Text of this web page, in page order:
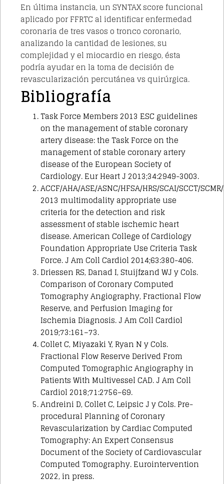
En última instancia, un SYNTAX score funcional
aplicado por FFRTC al identificar enfermedad
coronaria de tres vasos o tronco coronario,
analizando la cantidad de lesiones, su
complejidad y el miocardio en riesgo, ésta
podría ayudar en la toma de decisión de
revascularización percutánea vs quirúrgica.
Bibliografía
Task Force Members 2013 ESC guidelines
on the management of stable coronary
artery disease: the Task Force on the
management of stable coronary artery
disease of the European Society of
Cardiology. Eur Heart J 2013;34:2949-3003.
ACCF/AHA/ASE/ASNC/HFSA/HRS/SCAI/SCCT/
2013 multimodality appropriate use
criteria for the detection and risk
assessment of stable ischemic heart
disease. American College of Cardiology
Foundation Appropriate Use Criteria Task
Force. J Am Coll Cardiol 2014;63:380-406.
Driessen RS, Danad I, Stuijfzand WJ y Cols.
Comparison of Coronary Computed
Tomography Angiography, Fractional Flow
Reserve, and Perfusion Imaging for
Ischemia Diagnosis. J Am Coll Cardiol
2019;73:161–73.
Collet C, Miyazaki Y, Ryan N y Cols.
Fractional Flow Reserve Derived From
Computed Tomographic Angiography in
Patients With Multivessel CAD. J Am Coll
Cardiol 2018;71:2756–69.
Andreini D, Collet C, Leipsic J y Cols. Pre-
procedural Planning of Coronary
Revascularization by Cardiac Computed
Tomography: An Expert Consensus
Document of the Society of Cardiovascular
Computed Tomography. Eurointervention
2022, in press.